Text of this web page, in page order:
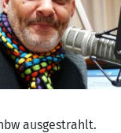
ausgestrahlt.